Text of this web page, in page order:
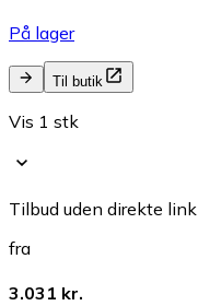
På lager
Til butik
Vis 1 stk
Tilbud uden direkte link
fra
3.031 kr.